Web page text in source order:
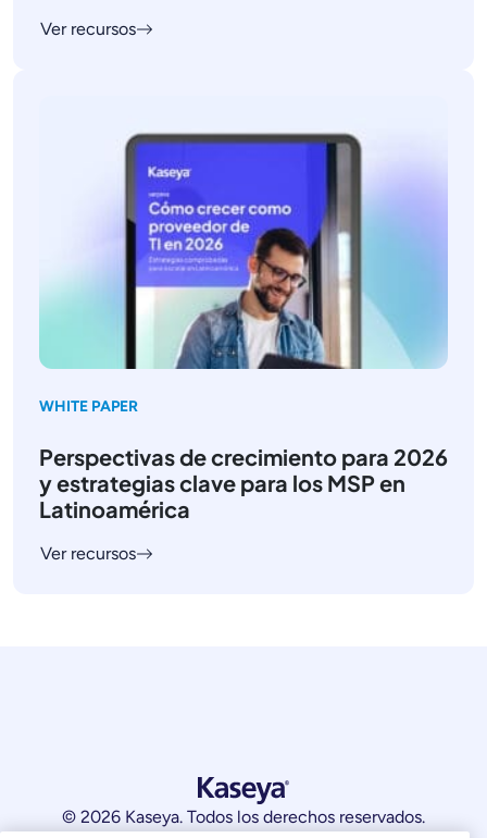
Ver recursos
WHITE PAPER
Perspectivas de crecimiento para 2026
y estrategias clave para los MSP en
Latinoamérica
Ver recursos
© 2026 Kaseya. Todos los derechos reservados.